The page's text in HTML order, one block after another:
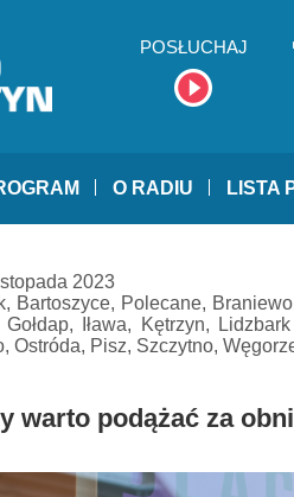
POSŁUCHAJ
O RADIU LISTA
2023
, Bartoszyce, Polecane, Braniewo
Gołdap, Iława, Kętrzyn,
, Ostróda, Pisz, Szczytno,
warto podążać za